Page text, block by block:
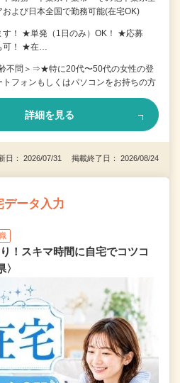
よび日本全国で勤務可能(在宅OK)
す！ ★単発（1日のみ）OK！ ★応募
可！ ★在…
不問＞⇒★特に20代〜50代の女性の登
ォンもしくはパソコンをお持ちの方
詳細を見る
日： 2026/07/31 掲載終了日： 2026/08/24
ータ入力
！スキマ時間に自宅でコツコ